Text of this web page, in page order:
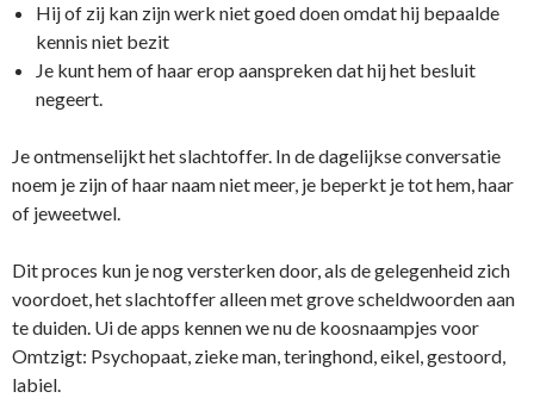
Hij of zij kan zijn werk niet goed doen omdat hij bepaalde
kennis niet bezit
Je kunt hem of haar erop aanspreken dat hij het besluit
negeert.
Je ontmenselijkt het slachtoffer. In de dagelijkse conversatie
noem je zijn of haar naam niet meer, je beperkt je tot hem, haar
of jeweetwel.
Dit proces kun je nog versterken door, als de gelegenheid zich
voordoet, het slachtoffer alleen met grove scheldwoorden aan
te duiden. Ui de apps kennen we nu de koosnaampjes voor
Omtzigt: Psychopaat, zieke man, teringhond, eikel, gestoord,
labiel.